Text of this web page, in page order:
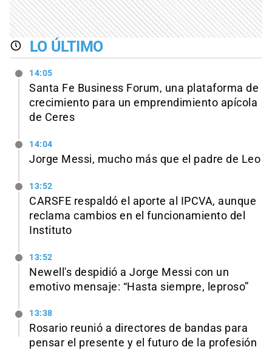
LO ÚLTIMO
14:05
Santa Fe Business Forum, una plataforma de
crecimiento para un emprendimiento apícola
de Ceres
14:04
Jorge Messi, mucho más que el padre de Leo
13:52
CARSFE respaldó el aporte al IPCVA, aunque
reclama cambios en el funcionamiento del
Instituto
13:52
Newell's despidió a Jorge Messi con un
emotivo mensaje: “Hasta siempre, leproso”
13:38
Rosario reunió a directores de bandas para
pensar el presente y el futuro de la profesión